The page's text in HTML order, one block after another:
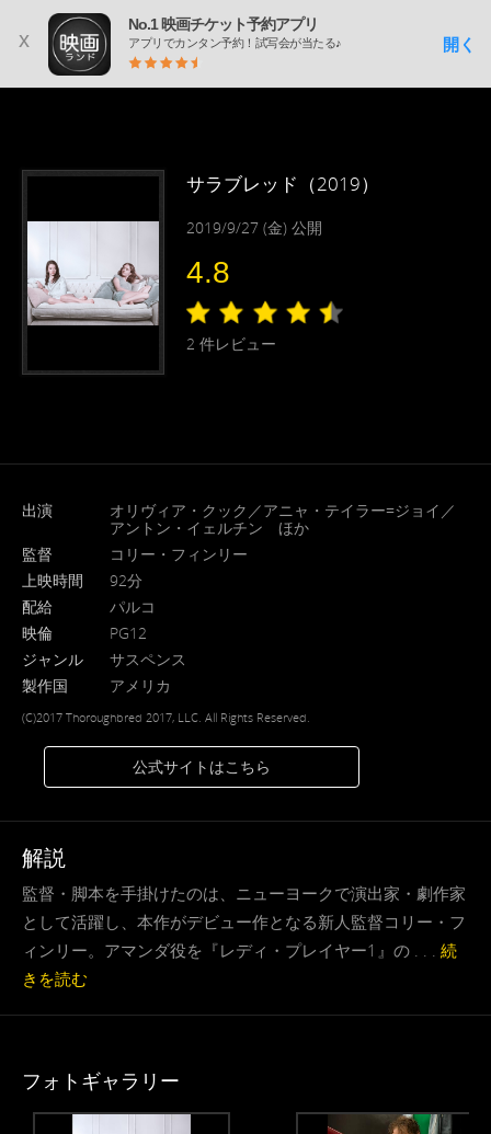
x
No.1 映画チケット予約アプリ
アプリでカンタン予約！試写会が当たる♪ 開く
サラブレッド（2019）
2019/9/27 (金) 公開
4.8
2 件レビュー
出演
オリヴィア・クック／アニャ・テイラー=ジョイ／
アントン・イェルチン ほか
監督
コリー・フィンリー
上映時間
92分
配給
パルコ
映倫
PG12
ジャンル
サスペンス
製作国
アメリカ
(C)2017 Thoroughbred 2017, LLC. All Rights Reserved.
公式サイトはこちら
解説
監督・脚本を手掛けたのは、ニューヨークで演出家・劇作家
として活躍し、本作がデビュー作となる新人監督コリー・フ
ィンリー。アマンダ役を『レディ・プレイヤー1』の . . . 続
きを読む
フォトギャラリー